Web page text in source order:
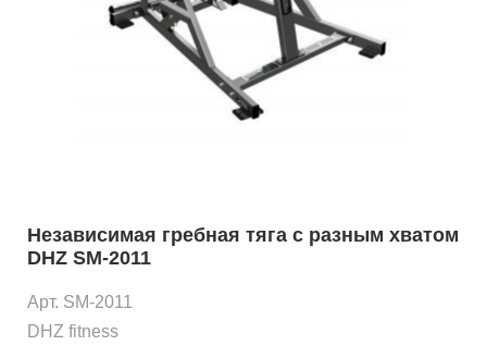
Независимая гребная тяга с разным хватом
DHZ SM-2011
Арт. SM-2011
DHZ fitness